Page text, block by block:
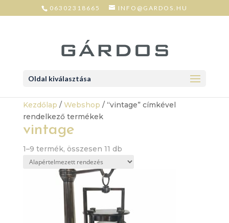
06302318665 INFO@GARDOS.HU
Oldal kiválasztása
Kezdőlap / Webshop / “vintage” címkével
rendelkező termékek
vintage
1–9 termék, összesen 11 db